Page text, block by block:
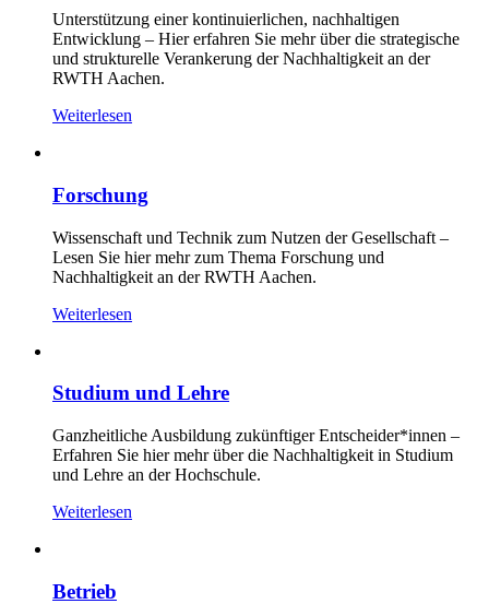
Unterstützung einer kontinuierlichen, nachhaltigen
Entwicklung – Hier erfahren Sie mehr über die strategische
und strukturelle Verankerung der Nachhaltigkeit an der
RWTH Aachen.
Weiterlesen
Forschung
Wissenschaft und Technik zum Nutzen der Gesellschaft –
Lesen Sie hier mehr zum Thema Forschung und
Nachhaltigkeit an der RWTH Aachen.
Weiterlesen
Studium und Lehre
Ganzheitliche Ausbildung zukünftiger Entscheider*innen –
Erfahren Sie hier mehr über die Nachhaltigkeit in Studium
und Lehre an der Hochschule.
Weiterlesen
Betrieb